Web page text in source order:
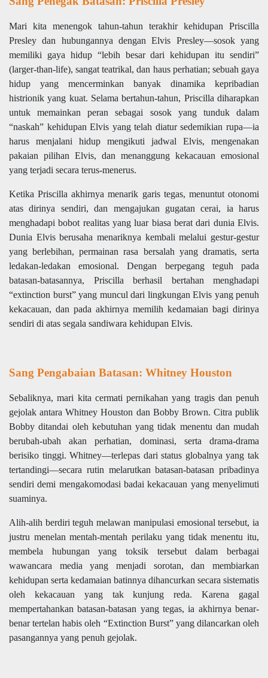
Mari kita menengok tahun-tahun terakhir kehidupan Priscilla
Presley dan hubungannya dengan Elvis Presley—sosok yang
memiliki gaya hidup “lebih besar dari kehidupan itu sendiri”
(larger-than-life), sangat teatrikal, dan haus perhatian; sebuah gaya
hidup yang mencerminkan banyak dinamika kepribadian
histrionik yang kuat. Selama bertahun-tahun, Priscilla diharapkan
untuk memainkan peran sebagai sosok yang tunduk dalam
“naskah” kehidupan Elvis yang telah diatur sedemikian rupa—ia
harus menjalani hidup mengikuti jadwal Elvis, mengenakan
pakaian pilihan Elvis, dan menanggung kekacauan emosional
yang terjadi secara terus-menerus.
Ketika Priscilla akhirnya menarik garis tegas, menuntut otonomi
atas dirinya sendiri, dan mengajukan gugatan cerai, ia harus
menghadapi bobot realitas yang luar biasa berat dari dunia Elvis.
Dunia Elvis berusaha menariknya kembali melalui gestur-gestur
yang berlebihan, permainan rasa bersalah yang dramatis, serta
ledakan-ledakan emosional. Dengan berpegang teguh pada
batasan-batasannya, Priscilla berhasil bertahan menghadapi
“extinction burst” yang muncul dari lingkungan Elvis yang penuh
kekacauan, dan pada akhirnya memilih kedamaian bagi dirinya
sendiri di atas segala sandiwara kehidupan Elvis.
Sang Pengabaian Batasan: Whitney Houston
Sebaliknya, mari kita cermati pernikahan yang tragis dan penuh
gejolak antara Whitney Houston dan Bobby Brown. Citra publik
Bobby ditandai oleh kebutuhan yang tidak menentu dan mudah
berubah-ubah akan perhatian, dominasi, serta drama-drama
berisiko tinggi. Whitney—terlepas dari status globalnya yang tak
tertandingi—secara rutin melarutkan batasan-batasan pribadinya
sendiri demi mengakomodasi badai kekacauan yang menyelimuti
suaminya.
Alih-alih berdiri teguh melawan manipulasi emosional tersebut, ia
justru menelan mentah-mentah perilaku yang tidak menentu itu,
membela hubungan yang toksik tersebut dalam berbagai
wawancara media yang menjadi sorotan, dan membiarkan
kehidupan serta kedamaian batinnya dihancurkan secara sistematis
oleh kekacauan yang tak kunjung reda. Karena gagal
mempertahankan batasan-batasan yang tegas, ia akhirnya benar-
benar tertelan habis oleh “Extinction Burst” yang dilancarkan oleh
pasangannya yang penuh gejolak.